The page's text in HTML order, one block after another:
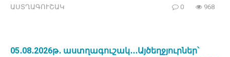
ԱՍՏՂԱԳՈՒՇԱԿ 0 968
05․08․2026թ․ աստղագուշակ․․․Այծեղջյուրներ՝